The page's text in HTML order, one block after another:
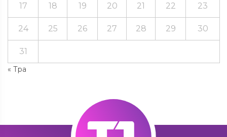
« Тра
17 18 19 20 21 22 23
24 25 26 27 28 29 30
31